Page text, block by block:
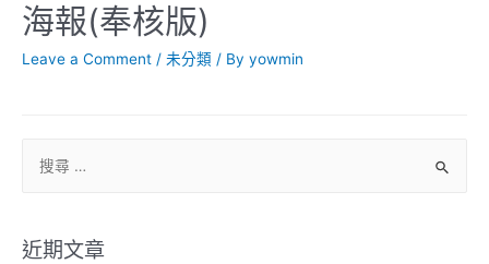
海報(奉核版)
Leave a Comment / 未分類 / By yowmin
近期文章